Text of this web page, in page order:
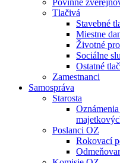
Povinné
Tlačivá
Stavebné
Miestne
Životné
Sociálne
Ostatné
Zamestnanci
Samospráva
Starosta
Poslanci OZ
Rokovací